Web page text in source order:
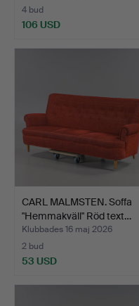
4 bud
106 USD
CARL MALMSTEN. Soffa
"Hemmakväll" Röd text…
Klubbades 16 maj 2026
2 bud
53 USD